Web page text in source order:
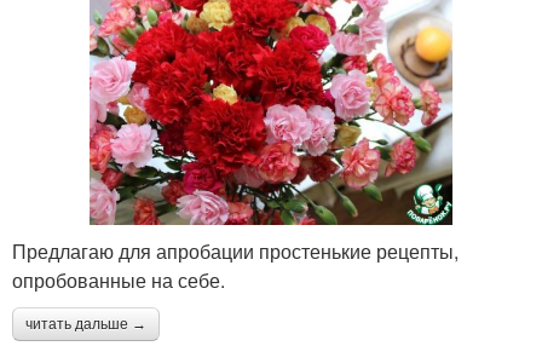
Предлагаю для апробации простенькие рецепты,
опробованные на себе.
читать дальше →